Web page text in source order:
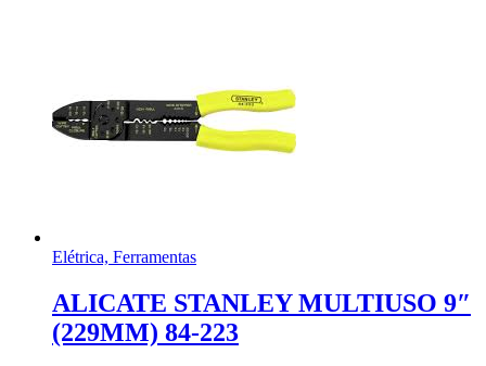
Elétrica, Ferramentas
ALICATE STANLEY MULTIUSO 9″
(229MM) 84-223